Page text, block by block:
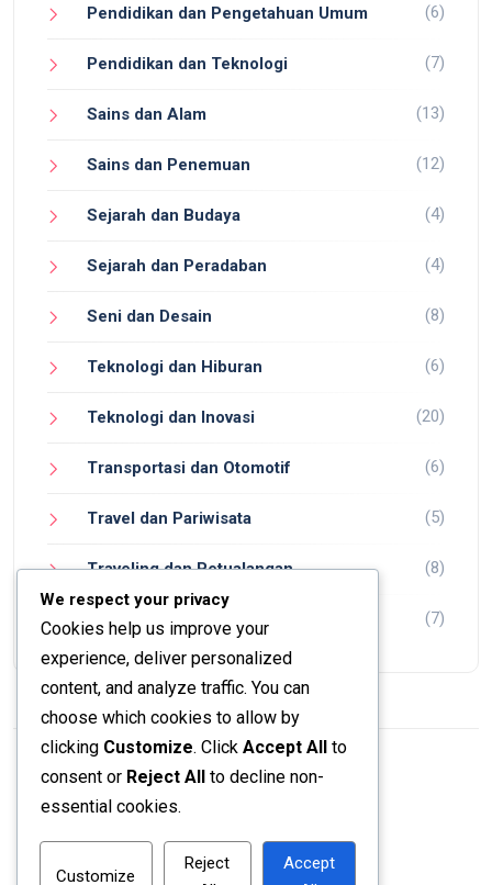
Pendidikan dan Pengetahuan Umum (6)
Pendidikan dan Teknologi (7)
Sains dan Alam (13)
Sains dan Penemuan (12)
Sejarah dan Budaya (4)
Sejarah dan Peradaban (4)
Seni dan Desain (8)
Teknologi dan Hiburan (6)
Teknologi dan Inovasi (20)
Transportasi dan Otomotif (6)
Travel dan Pariwisata (5)
Traveling dan Petualangan (8)
Wisata dan Petualangan (7)
© 2024 Jadi Tahu.
We respect your privacy
Cookies help us improve your
experience, deliver personalized
content, and analyze traffic. You can
choose which cookies to allow by
clicking Customize. Click Accept All
to
consent or Reject All
to decline non-
essential cookies.
Customize
Reject
Accept